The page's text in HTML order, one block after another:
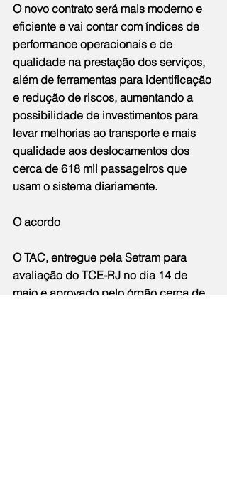
O novo contrato será mais moderno e
eficiente e vai contar com índices de
performance operacionais e de
qualidade na prestação dos serviços,
além de ferramentas para identificação
e redução de riscos, aumentando a
possibilidade de investimentos para
levar melhorias ao transporte e mais
qualidade aos deslocamentos dos
cerca de 618 mil passageiros que
usam o sistema diariamente.
O acordo
O TAC, entregue pela Setram para
avaliação do TCE-RJ no dia 14 de
maio e aprovado pelo órgão cerca de